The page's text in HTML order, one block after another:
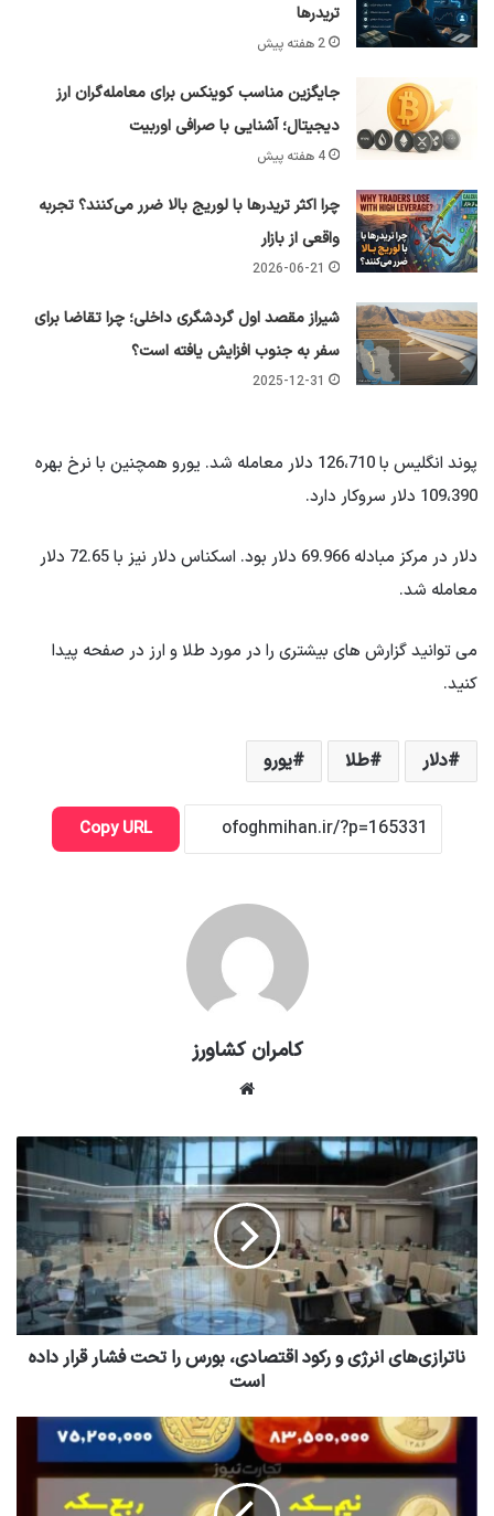
تریدرها
2 هفته پیش
جایگزین مناسب کوینکس برای معامله‌گران ارز
دیجیتال؛ آشنایی با صرافی اوربیت
4 هفته پیش
چرا اکثر تریدرها با لوریج بالا ضرر می‌کنند؟ تجربه
واقعی از بازار
2026-06-21
شیراز مقصد اول گردشگری داخلی؛ چرا تقاضا برای
سفر به جنوب افزایش یافته است؟
2025-12-31
پوند انگلیس با 126،710 دلار معامله شد. یورو همچنین با نرخ بهره
109،390 دلار سروکار دارد.
دلار در مرکز مبادله 69.966 دلار بود. اسکناس دلار نیز با 72.65 دلار
معامله شد.
می توانید گزارش های بیشتری را در مورد طلا و ارز در صفحه پیدا
کنید.
دلار طلا یورو
Copy URL
کامران کشاورز
ناترازی‌های انرژی و رکود اقتصادی، بورس را تحت فشار قرار داده
است